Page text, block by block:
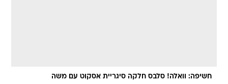
חשיפה: וואלה! סלבס חלקה סיגריית אסקוט עם משה